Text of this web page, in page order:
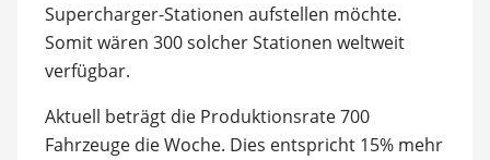
Supercharger-Stationen aufstellen möchte.
Somit wären 300 solcher Stationen weltweit
verfügbar.
Aktuell beträgt die Produktionsrate 700
Fahrzeuge die Woche. Dies entspricht 15% mehr